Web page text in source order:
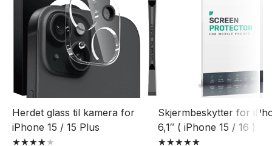
Herdet glass til kamera for
iPhone 15 / 15 Plus
Skjermbeskytter for
6,1″ ( iPhone 15 / 16 )